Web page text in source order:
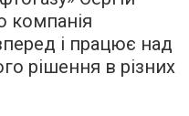
компанія
і працює над
рішення в різних